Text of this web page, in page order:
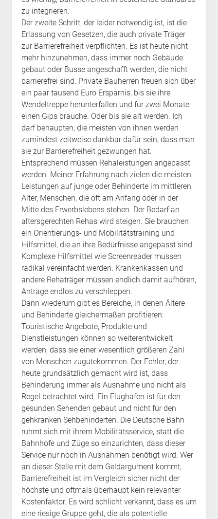
zu integrieren.
Der zweite Schritt, der leider notwendig ist, ist die
Erlassung von Gesetzen, die auch private Träger
zur Barrierefreiheit verpflichten. Es ist heute nicht
mehr hinzunehmen, dass immer noch Gebäude
gebaut oder Busse angeschafft werden, die nicht
barrierefrei sind. Private Bauherren freuen sich über
ein paar tausend Euro Ersparnis, bis sie ihre
Wendeltreppe herunterfallen und für zwei Monate
einen Gips brauche. Oder bis sie alt werden. Ich
darf behaupten, die meisten von ihnen werden
zumindest zeitweise dankbar dafür sein, dass man
sie zur Barrierefreiheit gezwungen hat.
Entsprechend müssen Rehaleistungen angepasst
werden. Meiner Erfahrung nach zielen die meisten
Leistungen auf junge oder Behinderte im mittleren
Alter, Menschen, die oft am Anfang oder in der
Mitte des Erwerbslebens stehen. Der Bedarf an
altersgerechten Rehas wird steigen. Sie brauchen
ein Orientierungs- und Mobilitätstraining und
Hilfsmittel, die an ihre Bedürfnisse angepasst sind.
Komplexe Hilfsmittel wie Screenreader müssen
radikal vereinfacht werden. Krankenkassen und
andere Rehaträger müssen endlich damit aufhören,
Anträge endlos zu verschleppen.
Dann wiederum gibt es Bereiche, in denen Ältere
und Behinderte gleichermaßen profitieren:
Touristische Angebote, Produkte und
Dienstleistungen können so weiterentwickelt
werden, dass sie einer wesentlich größeren Zahl
von Menschen zugutekommen. Der Fehler, der
heute grundsätzlich gemacht wird ist, dass
Behinderung immer als Ausnahme und nicht als
Regel betrachtet wird. Ein Flughafen ist für den
gesunden Sehenden gebaut und nicht für den
gehkranken Sehbehinderten. Die Deutsche Bahn
rühmt sich mit ihrem Mobilitätsservice, statt die
Bahnhöfe und Züge so einzurichten, dass dieser
Service nur noch in Ausnahmen benötigt wird. Wer
an dieser Stelle mit dem Geldargument kommt,
Barrierefreiheit ist im Vergleich sicher nicht der
höchste und oftmals überhaupt kein relevanter
Kostenfaktor. Es wird schlicht verkannt, dass es um
eine riesige Gruppe geht, die als potentielle